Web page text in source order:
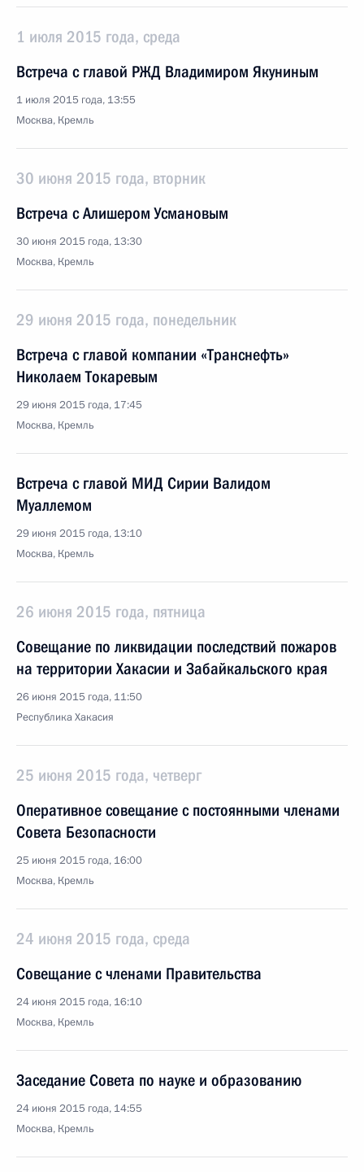
1 июля 2015 года, среда
Встреча с главой РЖД Владимиром Якуниным
1 июля 2015 года, 13:55
Москва, Кремль
30 июня 2015 года, вторник
Встреча с Алишером Усмановым
30 июня 2015 года, 13:30
Москва, Кремль
29 июня 2015 года, понедельник
Встреча с главой компании «Транснефть»
Николаем Токаревым
29 июня 2015 года, 17:45
Москва, Кремль
Встреча с главой МИД Сирии Валидом
Муаллемом
29 июня 2015 года, 13:10
Москва, Кремль
26 июня 2015 года, пятница
Совещание по ликвидации последствий пожаров
на территории Хакасии и Забайкальского края
26 июня 2015 года, 11:50
Республика Хакасия
25 июня 2015 года, четверг
Оперативное совещание с постоянными членами
Совета Безопасности
25 июня 2015 года, 16:00
Москва, Кремль
24 июня 2015 года, среда
Совещание с членами Правительства
24 июня 2015 года, 16:10
Москва, Кремль
Заседание Совета по науке и образованию
24 июня 2015 года, 14:55
Москва, Кремль